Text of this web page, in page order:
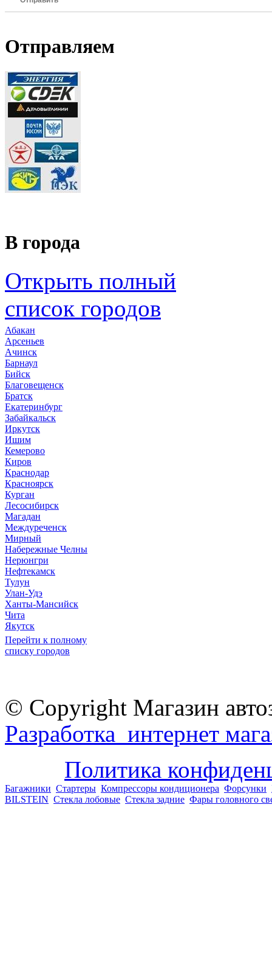
Отправляем
В города
Открыть полный
список городов
Абакан
Арсеньев
Ачинск
Барнаул
Бийск
Благовещенск
Братск
Екатеринбург
Забайкальск
Иркутск
Ишим
Кемерово
Киров
Краснодар
Красноярск
Курган
Лесосибирск
Магадан
Междуреченск
Мирный
Набережные Челны
Нерюнгри
Нефтекамск
Тулун
Улан-Удэ
Ханты-Мансийск
Чита
Якутск
Перейти к полному
списку городов
© Copyright Магазин
Разработка интернет
Политика
Багажники Стартеры Компрессоры кондиционера Форсунки
BILSTEIN Стекла лобовые Стекла задние Фары головного